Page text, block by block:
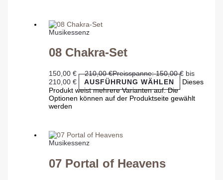
Musikessenz
08 Chakra-Set
150,00 € –210,00€Preisspanne: 150,00 € bis
210,00 €
AUSFÜHRUNG WÄHLEN
Dieses
Produkt weist mehrere Varianten auf. Die
Optionen können auf der Produktseite gewählt
werden
Musikessenz
07 Portal of Heavens